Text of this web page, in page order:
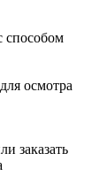
способом
осмотра
заказать